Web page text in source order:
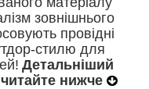
зовнішнього
провідні
стилю для
Детальніший
нижче